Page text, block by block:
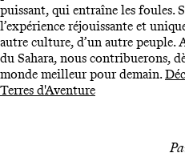
puissant, qui entraîne les foules.
l’expérience réjouissante et
autre culture, d’un autre peuple.
du Sahara, nous contribuerons,
monde meilleur pour demain.
Terres d'Aventure